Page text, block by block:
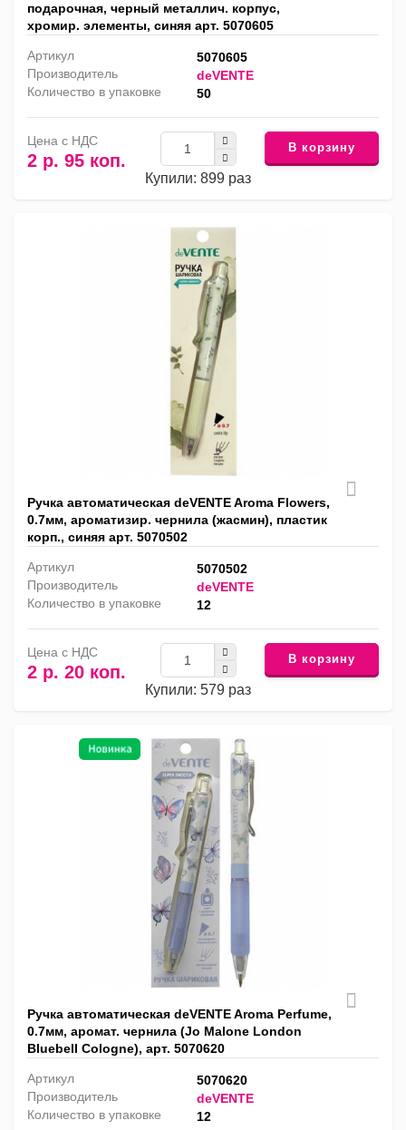
подарочная, черный металлич. корпус,
хромир. элементы, синяя арт. 5070605
Артикул
5070605
Производитель
deVENTE
Количество в упаковке
50
Цена с НДС
2 р. 95 коп.
Купили: 899 раз
В корзину
Ручка автоматическая deVENTE Aroma Flowers,
0.7мм, ароматизир. чернила (жасмин), пластик
корп., синяя арт. 5070502
Артикул
5070502
Производитель
deVENTE
Количество в упаковке
12
Цена с НДС
2 р. 20 коп.
Купили: 579 раз
В корзину
Ручка автоматическая deVENTE Aroma Perfume,
0.7мм, аромат. чернила (Jo Malone London
Bluebell Cologne), арт. 5070620
Артикул
5070620
Производитель
deVENTE
Количество в упаковке
12